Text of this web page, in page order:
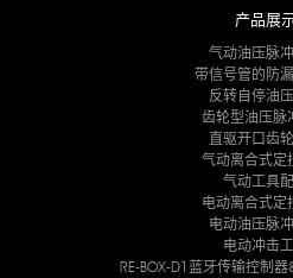
产品展
气动油压脉
带信号管的防
反转自停油
齿轮型油压脉
直驱开口齿
气动离合式定
气动工具
电动离合式定
电动油压脉
电动冲击
RE-BOX-D1蓝牙传输控制